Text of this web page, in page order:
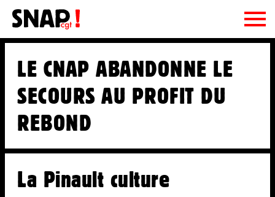
Le SNAP CGT
le SNAP CGT, c'est quoi ?
On fait quoi ?
La CE et le Bureau
Régions
Adhésion
Ressources
Podcasts
Fiches pratiques
Newsletter
LE CNAP ABANDONNE LE
SECOURS AU PROFIT DU
REBOND
La Pinault culture